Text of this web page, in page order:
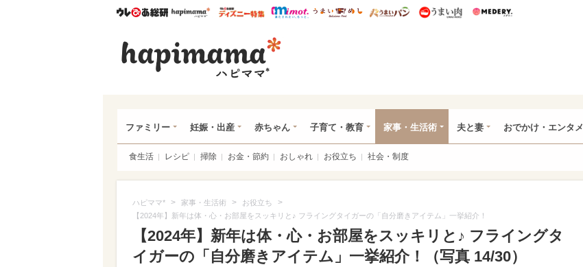
ウレぴあ総研ハピママ* ウレぴあ総研 ディズニー特集
mimot. うまいめし うまいパン うまい肉
ファミリー 妊娠・出産 赤ちゃん 子育て・教育 家事・生活術 夫と妻 おでかけ・エンタメ
食生活 レシピ 掃除 お金・節約 おしゃれ お役立ち 社会・制度
ハピママ* > 家事・生活術 > お役立ち >
【2024年】新年は体・心・お部屋をスッキリと♪ フライングタイガーの「自分磨きアイテム」一挙紹介！
【2024年】新年は体・心・お部屋をスッキリと♪ フライングタ
イガーの「自分磨きアイテム」一挙紹介！（写真 14/30）